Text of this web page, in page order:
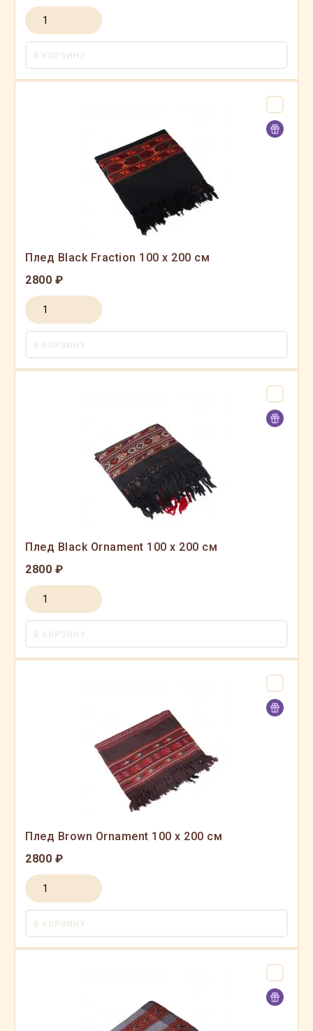
В КОРЗИНУ
Плед Black Fraction 100 x 200 см
2800 ₽
В КОРЗИНУ
Плед Black Ornament 100 x 200 см
2800 ₽
В КОРЗИНУ
Плед Brown Ornament 100 x 200 см
2800 ₽
В КОРЗИНУ